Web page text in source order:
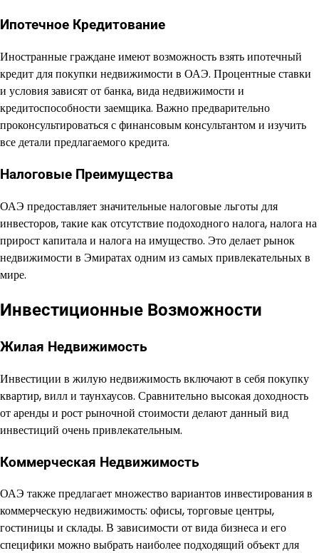
Ипотечное Кредитование
Иностранные граждане имеют возможность взять ипотечный
кредит для покупки недвижимости в ОАЭ. Процентные ставки
и условия зависят от банка, вида недвижимости и
кредитоспособности заемщика. Важно предварительно
проконсультироваться с финансовым консультантом и изучить
все детали предлагаемого кредита.
Налоговые Преимущества
ОАЭ предоставляет значительные налоговые льготы для
инвесторов, такие как отсутствие подоходного налога, налога на
прирост капитала и налога на имущество. Это делает рынок
недвижимости в Эмиратах одним из самых привлекательных в
мире.
Инвестиционные Возможности
Жилая Недвижимость
Инвестиции в жилую недвижимость включают в себя покупку
квартир, вилл и таунхаусов. Сравнительно высокая доходность
от аренды и рост рыночной стоимости делают данный вид
инвестиций очень привлекательным.
Коммерческая Недвижимость
ОАЭ также предлагает множество вариантов инвестирования в
коммерческую недвижимость: офисы, торговые центры,
гостиницы и склады. В зависимости от вида бизнеса и его
специфики можно выбрать наиболее подходящий объект для